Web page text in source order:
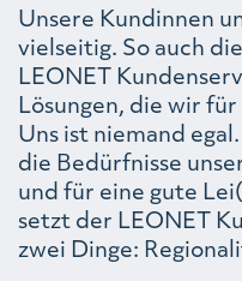
Unsere Kundinnen
vielseitig. So auch
LEONET
Lösungen, die wir
Uns ist niemand
die Bedürfnisse
und für eine gute
setzt der LEONET
zwei Dinge: